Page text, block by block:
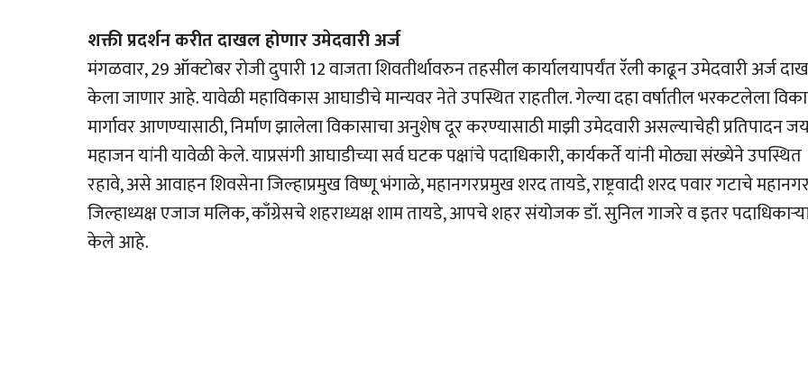
शक्ती प्रदर्शन करीत दाखल होणार उमेदवारी अर्ज
मंगळवार, 29 ऑक्टोबर रोजी दुपारी 12 वाजता शिवतीर्थावरुन तहसील कार्यालयापर्यंत रॅली काढून उमेदवारी अर्ज
केला जाणार आहे. यावेळी महाविकास आघाडीचे मान्यवर नेते उपस्थित राहतील. गेल्या दहा वर्षातील भरकटलेला
मार्गावर आणण्यासाठी, निर्माण झालेला विकासाचा अनुशेष दूर करण्यासाठी माझी उमेदवारी असल्याचेही प्रतिपादन
महाजन यांनी यावेळी केले. याप्रसंगी आघाडीच्या सर्व घटक पक्षांचे पदाधिकारी, कार्यकर्ते यांनी मोठ्या संख्येने उपस्थित
रहावे, असे आवाहन शिवसेना जिल्हाप्रमुख विष्णू भंगाळे, महानगरप्रमुख शरद तायडे, राष्ट्रवादी शरद पवार गटाचे
जिल्हाध्यक्ष एजाज मलिक, काँग्रेसचे शहराध्यक्ष शाम तायडे, आपचे शहर संयोजक डॉ. सुनिल गाजरे व इतर
केले आहे.